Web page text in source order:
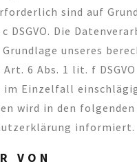
sind auf
DSGVO. Die
unseres
6 Abs. 1 lit. f
im Einzelfall
wird in den folgenden
informiert.
VON